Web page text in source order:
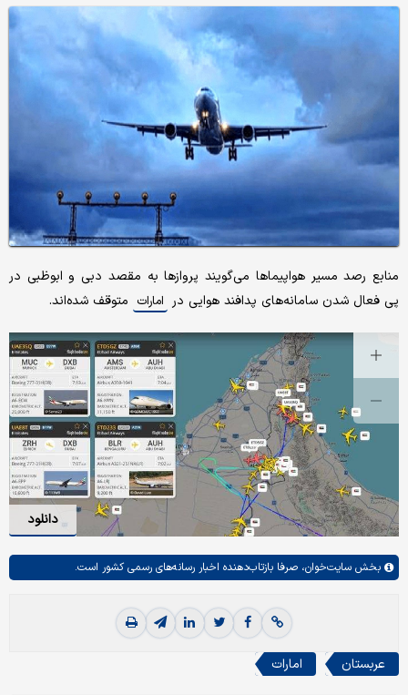
منابع رصد مسیر هواپیماها می‌گویند پروازها به مقصد دبی و ابوظبی در
پی فعال شدن سامانه‌های پدافند هوایی در امارات متوقف شده‌اند.
دانلود
بخش سایت‌خوان، صرفا بازتاب‌دهنده اخبار رسانه‌های رسمی کشور است.
عربستان امارات